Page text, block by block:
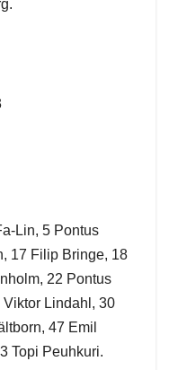
Lin, 5 Pontus
17 Filip Bringe, 18
22 Pontus
Lindahl, 30
47 Emil
Topi Peuhkuri.